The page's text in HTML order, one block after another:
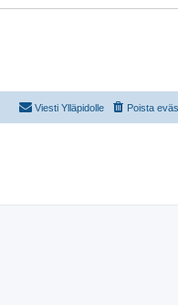
Poista
Viesti Ylläpidolle